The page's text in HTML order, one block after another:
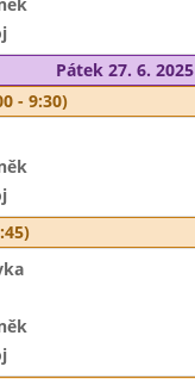
Pátek 27. 6. 2025
- 9:30)